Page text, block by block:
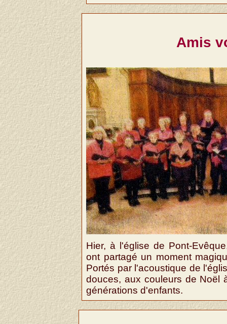
Amis
Hier, à l'église de Pont-
ont partagé un moment
Portés par l'acoustique de
douces, aux couleurs de Noël
générations d'enfants.